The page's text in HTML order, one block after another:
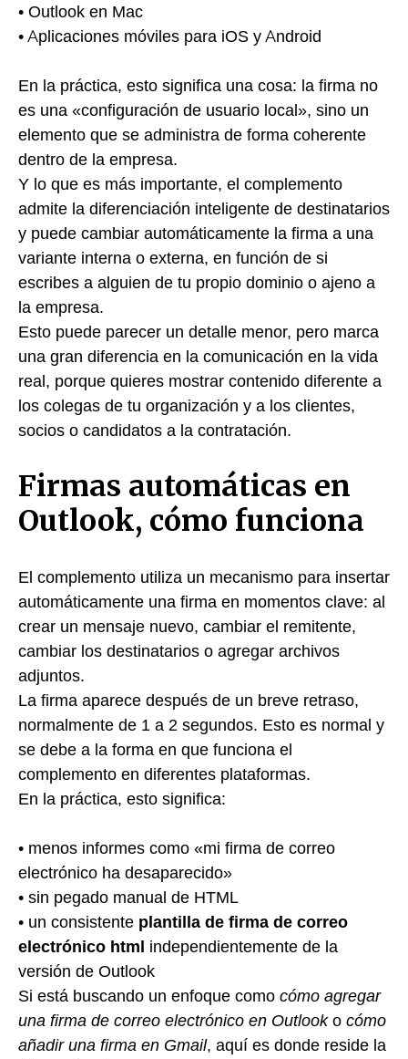
• Outlook en Mac
• Aplicaciones móviles para iOS y Android
En la práctica, esto significa una cosa: la firma no
es una «configuración de usuario local», sino un
elemento que se administra de forma coherente
dentro de la empresa.
Y lo que es más importante, el complemento
admite la diferenciación inteligente de destinatarios
y puede cambiar automáticamente la firma a una
variante interna o externa, en función de si
escribes a alguien de tu propio dominio o ajeno a
la empresa.
Esto puede parecer un detalle menor, pero marca
una gran diferencia en la comunicación en la vida
real, porque quieres mostrar contenido diferente a
los colegas de tu organización y a los clientes,
socios o candidatos a la contratación.
Firmas automáticas en
Outlook, cómo funciona
El complemento utiliza un mecanismo para insertar
automáticamente una firma en momentos clave: al
crear un mensaje nuevo, cambiar el remitente,
cambiar los destinatarios o agregar archivos
adjuntos.
La firma aparece después de un breve retraso,
normalmente de 1 a 2 segundos. Esto es normal y
se debe a la forma en que funciona el
complemento en diferentes plataformas.
En la práctica, esto significa:
• menos informes como «mi firma de correo
electrónico ha desaparecido»
• sin pegado manual de HTML
• un consistente plantilla de firma de correo
electrónico html independientemente de la
versión de Outlook
Si está buscando un enfoque como cómo agregar
una firma de correo electrónico en Outlooko cómo
añadir una firma en Gmail, aquí es donde reside la